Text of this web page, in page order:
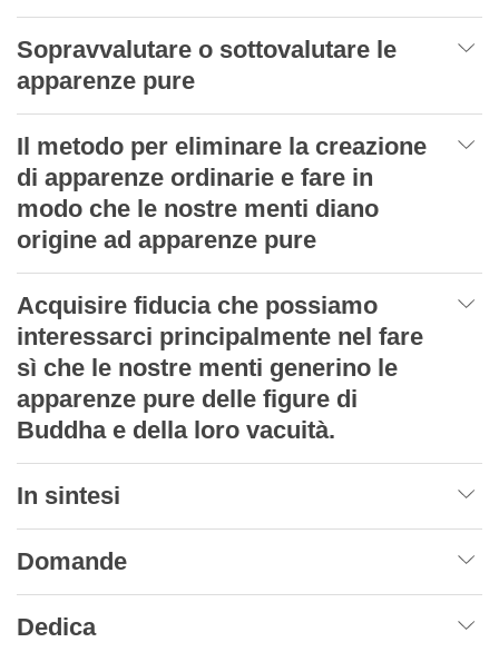
Sopravvalutare o sottovalutare le
apparenze pure
Il metodo per eliminare la creazione
di apparenze ordinarie e fare in
modo che le nostre menti diano
origine ad apparenze pure
Acquisire fiducia che possiamo
interessarci principalmente nel fare
sì che le nostre menti generino le
apparenze pure delle figure di
Buddha e della loro vacuità.
In sintesi
Domande
Dedica